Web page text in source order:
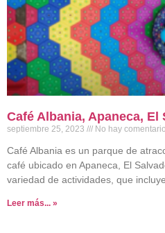
Café Albania, Apaneca, El
septiembre 25, 2023 No hay
Café Albania es un parque de
café ubicado en Apaneca, El
variedad de actividades, que
Leer más... »